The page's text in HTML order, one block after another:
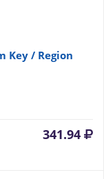
Key / Region
341.94